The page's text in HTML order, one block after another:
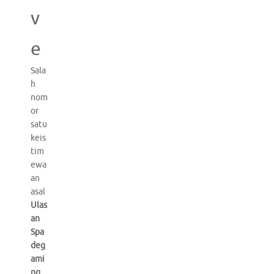
v
e
Sala
h
nom
or
satu
keis
tim
ewa
an
asal
Ulas
an
Spa
deg
ami